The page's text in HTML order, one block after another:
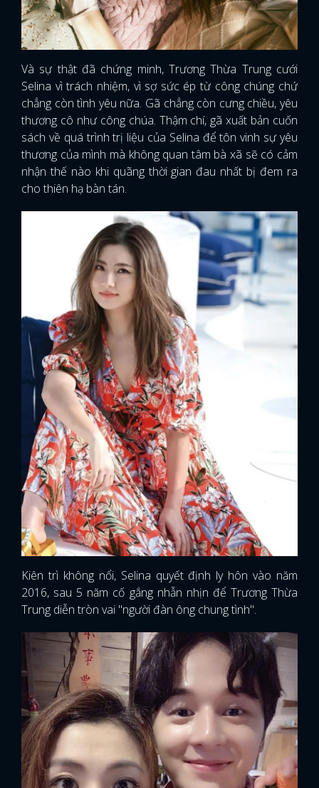
x
ĐĂNG NHẬP
Và sự thật đã chứng minh, Trương Thừa Trung cưới
Selina vì trách nhiệm, vì sợ sức ép từ công chúng chứ
chẳng còn tình yêu nữa. Gã chẳng còn cưng chiều, yêu
thương cô như công chúa. Thậm chí, gã xuất bản cuốn
sách về quá trình trị liệu của Selina để tôn vinh sự yêu
thương của mình mà không quan tâm bà xã sẽ có cảm
nhận thế nào khi quãng thời gian đau nhất bị đem ra
cho thiên hạ bàn tán.
Kiên trì không nổi, Selina quyết định ly hôn vào năm
2016, sau 5 năm cố gắng nhẫn nhịn để Trương Thừa
Trung diễn tròn vai "người đàn ông chung tình".